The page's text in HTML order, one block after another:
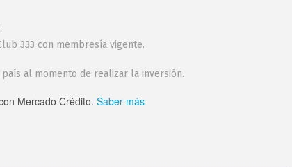
333 con membresía vigente.
al momento de realizar la inversión.
Mercado Crédito. Saber más